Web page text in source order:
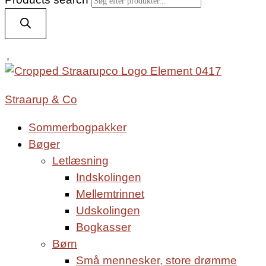
0
Straarup & Co
Sommerbogpakker
Bøger
Letlæsning
Indskolingen
Mellemtrinnet
Udskolingen
Bogkasser
Børn
Små mennesker, store drømme